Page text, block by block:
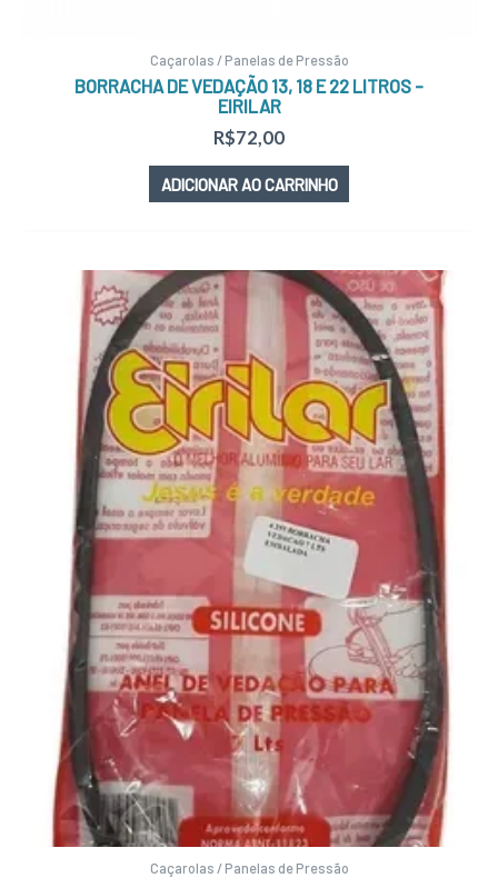
Caçarolas / Panelas de Pressão
BORRACHA DE VEDAÇÃO 13, 18 E 22 LITROS –
EIRILAR
R$72,00
ADICIONAR AO CARRINHO
Caçarolas / Panelas de Pressão